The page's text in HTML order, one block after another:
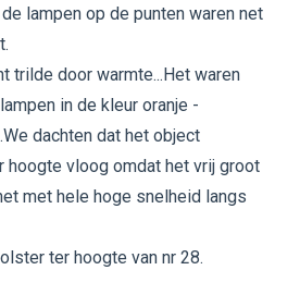
lampen op de punten waren net
trilde door warmte...Het waren
in de kleur oranje -
dachten dat het object
hoogte vloog omdat het vrij groot
met hele hoge snelheid langs
ter hoogte van nr 28.